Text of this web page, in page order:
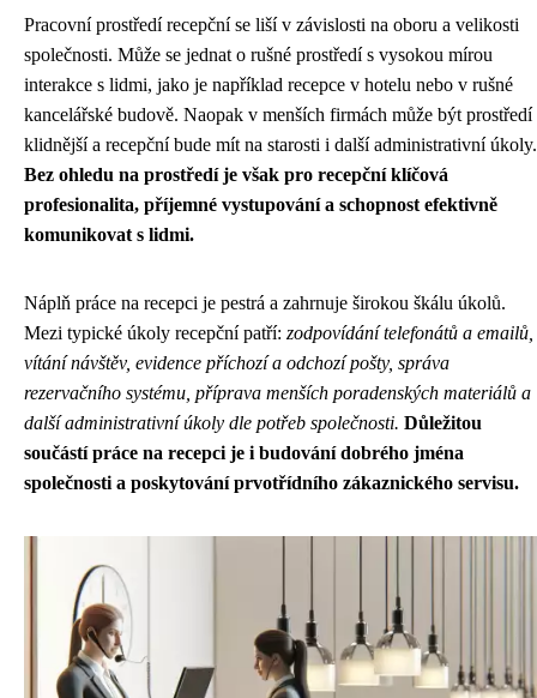
Pracovní prostředí recepční se liší v závislosti na oboru a velikosti
společnosti. Může se jednat o rušné prostředí s vysokou mírou
interakce s lidmi, jako je například recepce v hotelu nebo v rušné
kancelářské budově. Naopak v menších firmách může být prostředí
klidnější a recepční bude mít na starosti i další administrativní úkoly.
Bez ohledu na prostředí je však pro recepční klíčová
profesionalita, příjemné vystupování a schopnost efektivně
komunikovat s lidmi.
Náplň práce na recepci je pestrá a zahrnuje širokou škálu úkolů.
Mezi typické úkoly recepční patří: zodpovídání telefonátů a emailů,
vítání návštěv, evidence příchozí a odchozí pošty, správa
rezervačního systému, příprava menších poradenských materiálů a
další administrativní úkoly dle potřeb společnosti. Důležitou
součástí práce na recepci je i budování dobrého jména
společnosti a poskytování prvotřídního zákaznického servisu.